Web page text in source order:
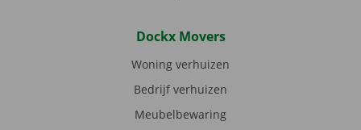
Dockx Movers
Woning verhuizen
Bedrijf verhuizen
Meubelbewaring